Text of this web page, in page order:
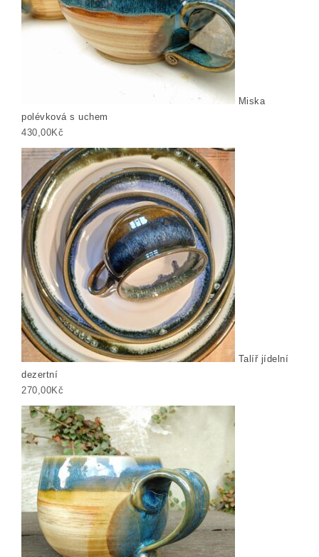
Miska
polévková s uchem
430,00Kč
Talíř jídelní
dezertní
270,00Kč